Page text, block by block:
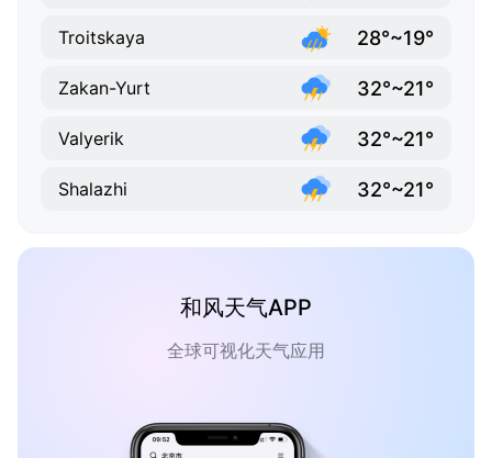
Troitskaya 28°~19°
Zakan-Yurt 32°~21°
Valyerik 32°~21°
Shalazhi 32°~21°
和风天气APP
全球可视化天气应用